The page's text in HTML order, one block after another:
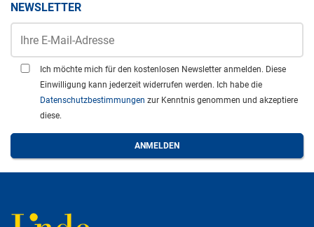
NEWSLETTER
Ich möchte mich für den kostenlosen Newsletter anmelden. Diese
Einwilligung kann jederzeit widerrufen werden. Ich habe die
Datenschutzbestimmungen zur Kenntnis genommen und akzeptiere
diese.